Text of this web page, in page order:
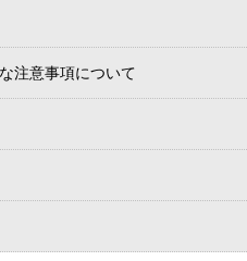
注意事項について